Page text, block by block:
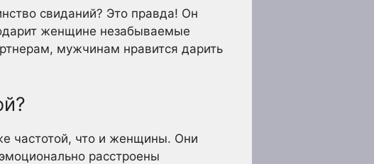
свиданий? Это правда! Он
женщине незабываемые
мужчинам нравится дарить
частотой, что и женщины. Они
расстроены